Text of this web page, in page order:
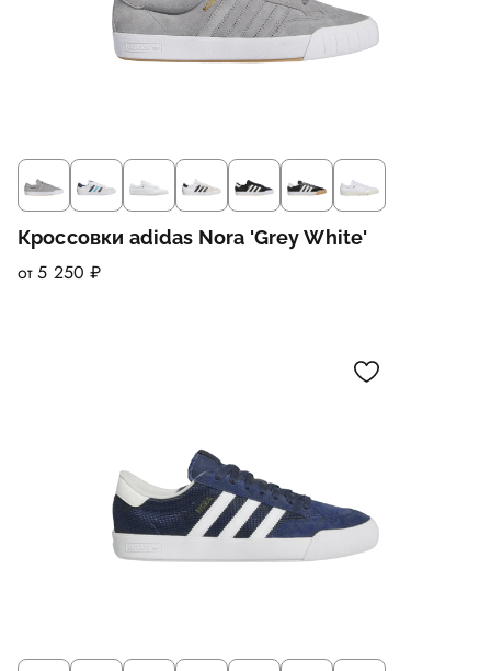
Кроссовки adidas Nora 'Grey White'
от 5 250 ₽